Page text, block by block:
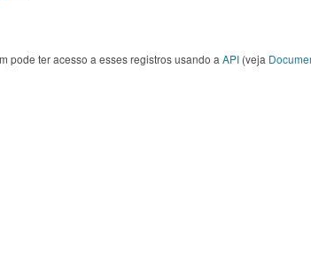
pode ter acesso a esses registros usando a API (veja